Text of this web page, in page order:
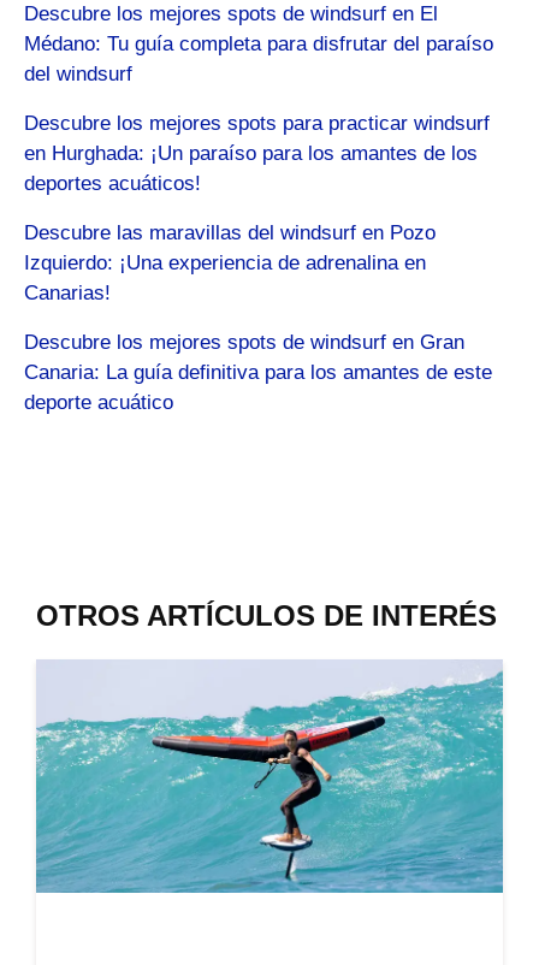
Descubre los mejores spots de windsurf en El
Médano: Tu guía completa para disfrutar del paraíso
del windsurf
Descubre los mejores spots para practicar windsurf
en Hurghada: ¡Un paraíso para los amantes de los
deportes acuáticos!
Descubre las maravillas del windsurf en Pozo
Izquierdo: ¡Una experiencia de adrenalina en
Canarias!
Descubre los mejores spots de windsurf en Gran
Canaria: La guía definitiva para los amantes de este
deporte acuático
OTROS ARTÍCULOS DE INTERÉS